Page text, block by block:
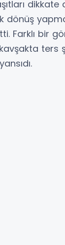
dikkate
dönüş
Farklı bir
kavşakta